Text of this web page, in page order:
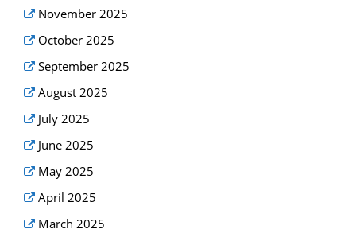
November 2025
October 2025
September 2025
August 2025
July 2025
June 2025
May 2025
April 2025
March 2025